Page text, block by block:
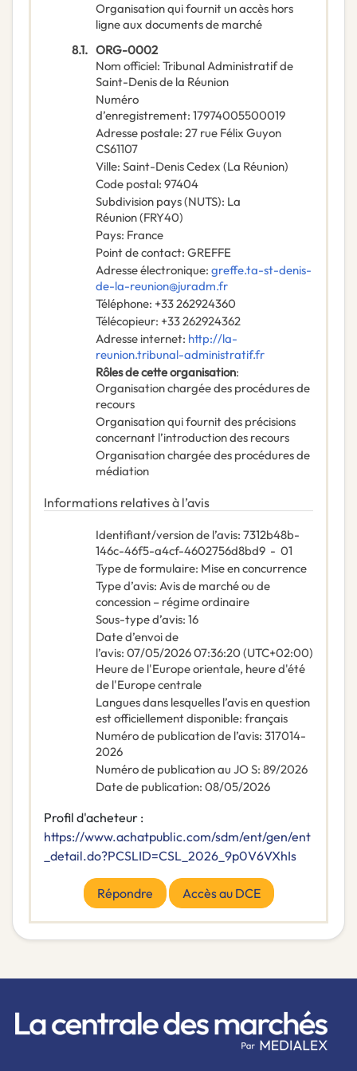
Organisation qui fournit un accès hors
ligne aux documents de marché
8.1. ORG-0002
Nom officiel: Tribunal Administratif de
Saint-Denis de la Réunion
Numéro
d’enregistrement: 17974005500019
Adresse postale: 27 rue Félix Guyon
CS61107
Ville: Saint-Denis Cedex (La Réunion)
Code postal: 97404
Subdivision pays (NUTS): La
Réunion(FRY40)
Pays: France
Point de contact: GREFFE
Adresse électronique: greffe.ta-st-denis-
de-la-reunion@juradm.fr
Téléphone: +33 262924360
Télécopieur: +33 262924362
Adresse internet: http://la-
reunion.tribunal-administratif.fr
Rôles de cette organisation:
Organisation chargée des procédures de
recours
Organisation qui fournit des précisions
concernant l’introduction des recours
Organisation chargée des procédures de
médiation
Informations relatives à l’avis
Identifiant/version de l’avis: 7312b48b-
146c-46f5-a4cf-4602756d8bd9 - 01
Type de formulaire: Mise en concurrence
Type d’avis: Avis de marché ou de
concession – régime ordinaire
Sous-type d’avis: 16
Date d’envoi de
l’avis: 07/05/202607:36:20 (UTC+02:00)
Heure de l'Europe orientale, heure d'été
de l'Europe centrale
Langues dans lesquelles l’avis en question
est officiellement disponible: français
Numéro de publication de l’avis: 317014-
2026
Numéro de publication au JO S: 89/2026
Date de publication: 08/05/2026
Profil d'acheteur :
https://www.achatpublic.com/sdm/ent/gen/ent
_detail.do?PCSLID=CSL_2026_9p0V6VXhIs
Répondre Accès au DCE